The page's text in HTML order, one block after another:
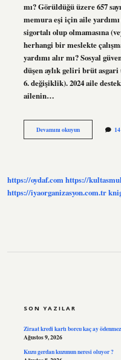
mı? Görüldüğü üzere 657
memura eşi için aile
sigortalı olup olmamasına
herhangi bir meslekte
yardımı alır mı? Sosyal
düşen aylık geliri brüt
6. değişiklik). 2024 aile
ailenin…
Devamını okuyunSigortalı
Olan
Mi
https://oydaf.comhttps://
https://iyaorganizasyon.com.tr
SON YAZILAR
Ziraat kredi kartı borcu kaç ay
Ağustos 9, 2026
Kuzu gerdan kuzunun neresi oluyor ?